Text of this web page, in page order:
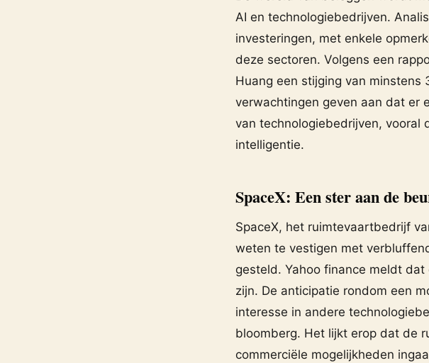
AI en technologiebedrijven.
investeringen, met enkele
deze sectoren. Volgens een
Huang een stijging van
verwachtingen geven aan dat er
van technologiebedrijven, vooral
intelligentie.
SpaceX: Een ster aan de
SpaceX, het ruimtevaartbedrijf
weten te vestigen met
gesteld. Yahoo finance meldt
zijn. De anticipatie rondom een
interesse in andere
bloomberg. Het lijkt erop dat de
commerciële mogelijkheden